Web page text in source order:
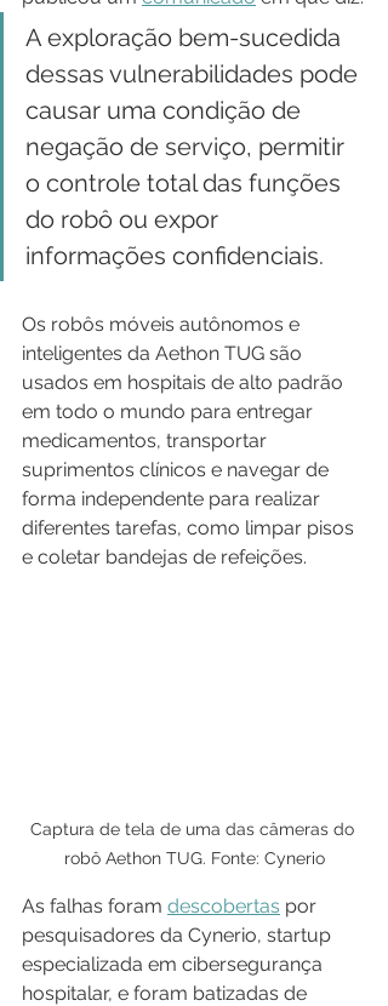
A exploração bem-sucedida
dessas vulnerabilidades pode
causar uma condição de
negação de serviço, permitir
o controle total das funções
do robô ou expor
informações confidenciais.
Os robôs móveis autônomos e
inteligentes da Aethon TUG são
usados em hospitais de alto padrão
em todo o mundo para entregar
medicamentos, transportar
suprimentos clínicos e navegar de
forma independente para realizar
diferentes tarefas, como limpar pisos
e coletar bandejas de refeições.
Captura de tela de uma das câmeras do
robô Aethon TUG. Fonte: Cynerio
As falhas foram descobertas por
pesquisadores da Cynerio, startup
especializada em cibersegurança
hospitalar, e foram batizadas de